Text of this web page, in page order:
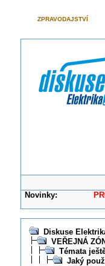
ZPRAVODAJSTVÍ
Novinky:
Diskuse
VEŘEJNÁ
Témata
Jaký